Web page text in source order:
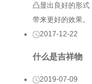
凸显出良好的形
带来更好的效果。
2017-12-22
什么是吉祥物
2019-07-09